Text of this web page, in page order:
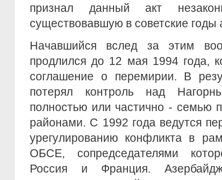
признал данный акт
существовавшую в советские
Начавшийся вслед за этим
продлился до 12 мая 1994 года,
соглашение о перемирии. В
потерял контроль над
полностью или частично - семью
районами. С 1992 года ведутся
урегулированию конфликта в
ОБСЕ, сопредседателями
Россия и Франция.